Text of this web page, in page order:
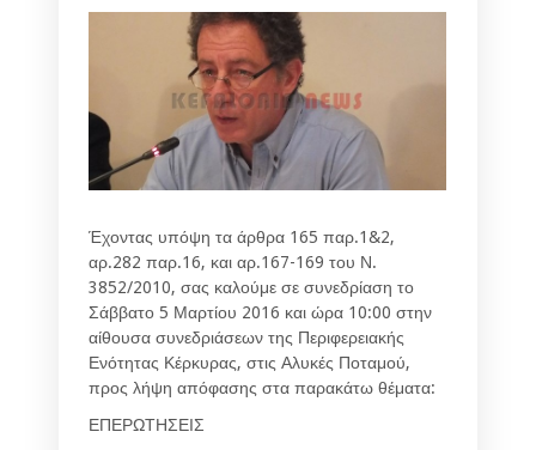
Έχοντας υπόψη τα άρθρα 165 παρ.1&2,
αρ.282 παρ.16, και αρ.167-169 του Ν.
3852/2010, σας καλούμε σε συνεδρίαση το
Σάββατο 5 Μαρτίου 2016 και ώρα 10:00 στην
αίθουσα συνεδριάσεων της Περιφερειακής
Ενότητας Κέρκυρας, στις Αλυκές Ποταμού,
προς λήψη απόφασης στα παρακάτω θέματα:
ΕΠΕΡΩΤΗΣΕΙΣ